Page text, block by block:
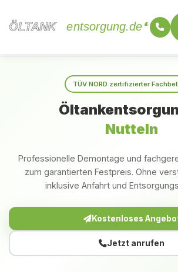
ÖLTANK
ÖLTANK entsorgung.de
TÜV NORD zertifizierter
Nutteln
Professionelle Demontage und
zum garantierten Festpreis. Ohne
inklusive Anfahrt und
Kostenloses
Jetzt anrufen